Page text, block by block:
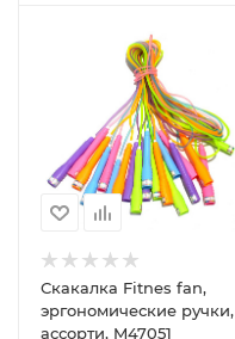
Скакалка Fitnes fan,
эргономические ручки,
ассорти, M47051